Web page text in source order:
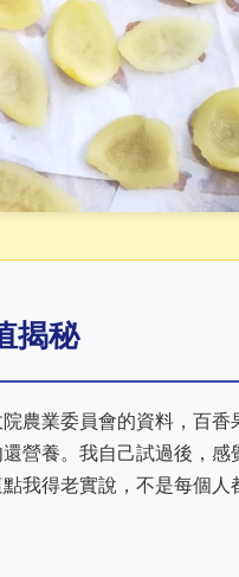
揭秘
農業委員會的資料，百香
營養。我自己試過後，感
我得老實說，不是每個人